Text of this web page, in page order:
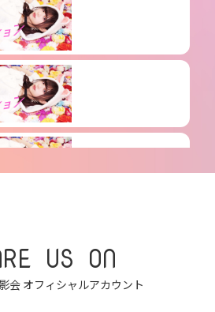
US ON
会 オフィシャルアカウント